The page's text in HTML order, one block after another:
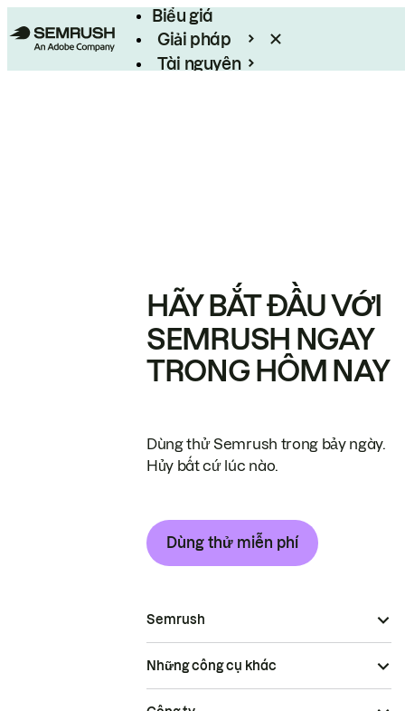
Biểu giá
Giải pháp
Tài nguyên
HÃY BẮT ĐẦU VỚI
SEMRUSH NGAY
TRONG HÔM NAY
Dùng thử Semrush trong bảy ngày.
Hủy bất cứ lúc nào.
Dùng thử miễn phí
Semrush
Những công cụ khác